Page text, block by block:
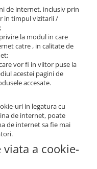
de internet, inclusiv prin
in timpul vizitarii /
la modul in care
catre , in calitate de
vor fi in viitor puse la
acestei pagini de
accesate.
uri in legatura cu
de internet, poate
de internet sa fie mai
viata a cookie-